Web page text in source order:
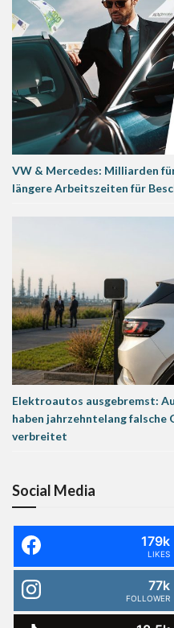
VW & Mercedes: Milliarden
längere Arbeitszeiten für
Elektroautos ausgebremst:
haben jahrzehntelang falsche
verbreitet
Social Media
179k
LIKES
77k
FOLLOWER